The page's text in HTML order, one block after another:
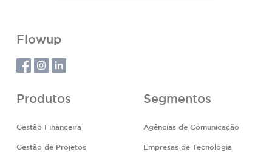
Flowup
Produtos
Gestão Financeira
Gestão de Projetos
Segmentos
Agências de Comunicação
Empresas de Tecnologia